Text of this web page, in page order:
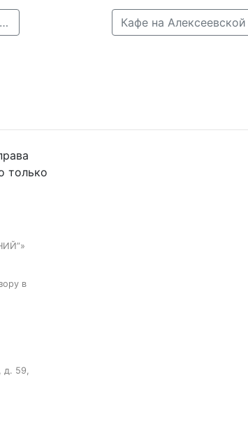
← В Ворсме ребёнок получил удар током от оборванной линии электропередачи
только
в
59,